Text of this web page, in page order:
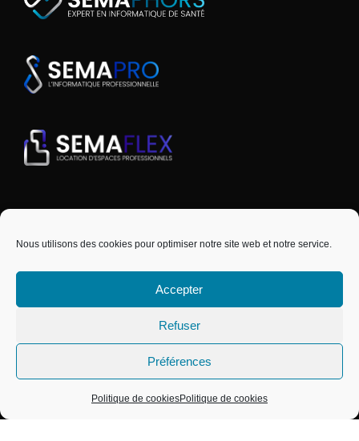
Nous utilisons des cookies pour optimiser notre site web et notre service.
Accepter
Refuser
Préférences
Politique de cookiesPolitique de cookies
CAPSEMA
DROITS RÉSERVÉS